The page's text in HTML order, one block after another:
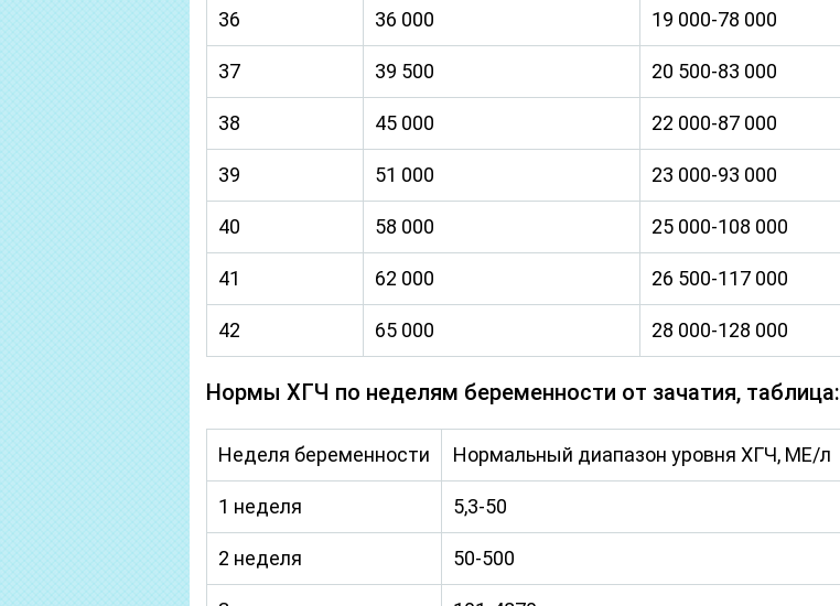
36 36 000 19 000-78 000
37 39 500 20 500-83 000
38 45 000 22 000-87 000
39 51 000 23 000-93 000
40 58 000 25 000-108 000
41 62 000 26 500-117 000
42 65 000 28 000-128 000
Нормы ХГЧ по неделям беременности от зачатия, таблица:
Неделя беременности Нормальный диапазон уровня ХГЧ, МЕ/л
1 неделя 5,3-50
2 неделя 50-500